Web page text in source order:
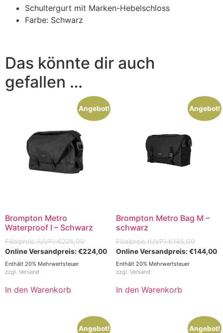
Schultergurt mit Marken-Hebelschloss
Farbe: Schwarz
Das könnte dir auch
gefallen …
Angebot!
Brompton Metro
Waterproof l – Schwarz
€225,00
€224,00
Enthält 20% Mehrwertsteuer
zzgl. Versand
In den Warenkorb
Angebot!
Brompton Metro Bag M –
schwarz
€145,00
€144,00
Enthält 20% Mehrwertsteuer
zzgl. Versand
In den Warenkorb
Angebot! Angebot!